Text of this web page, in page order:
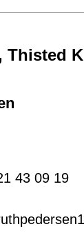
Thisted
43 09 19